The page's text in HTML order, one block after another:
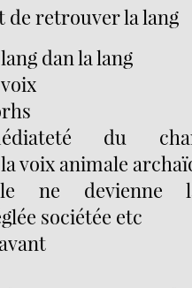
de retrouver la lang
dan la lang
du
voix animale
ne devienne
sociétée etc